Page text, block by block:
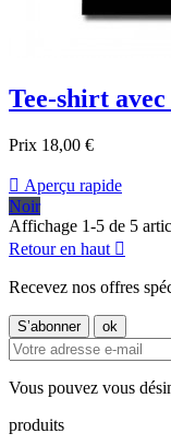
Tee-shirt
Prix 18,00 €
 Aperçu rapide
Noir
Affichage 1-5 de 5
Retour en haut 
Recevez nos offres
Vous pouvez vous
produits